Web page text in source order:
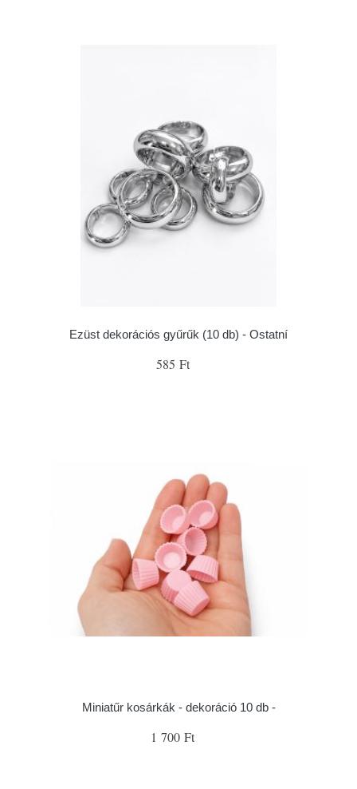
Ezüst dekorációs gyűrűk (10 db) - Ostatní
585 Ft
Miniatűr kosárkák - dekoráció 10 db -
1 700 Ft